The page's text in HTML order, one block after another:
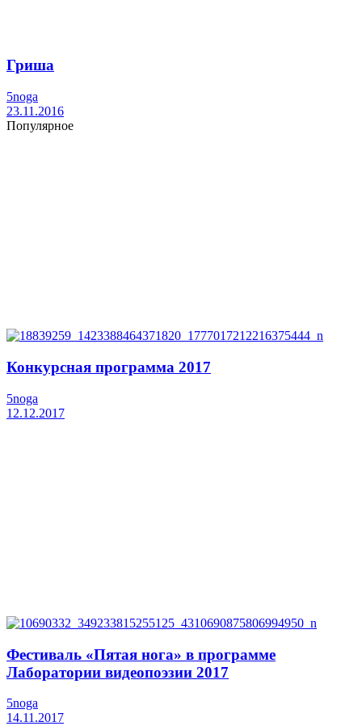
Гриша
5noga
23.11.2016
Популярное
Конкурсная программа 2017
5noga
12.12.2017
Фестиваль «Пятая нога» в программе
Лаборатории видеопоэзии 2017
5noga
14.11.2017